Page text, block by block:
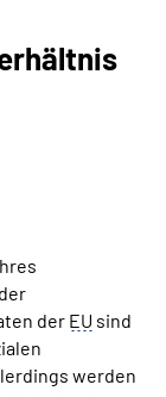
der EU sind
werden